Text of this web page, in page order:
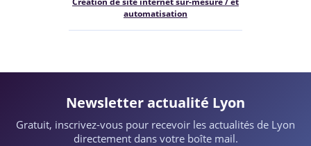
automatisation
Newsletter actualité Lyon
Gratuit, inscrivez-vous pour recevoir les actualités de Lyon
directement dans votre boîte mail.